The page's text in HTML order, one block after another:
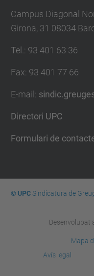
Campus Diagonal
Girona, 31 08034
Tel. : 93 401 63 36
Fax: 93 401 77 66
E-mail :
Directori UPC
Formulari de
© UPCSindicatura de
Desenvolupat
Mapa
Avís legal